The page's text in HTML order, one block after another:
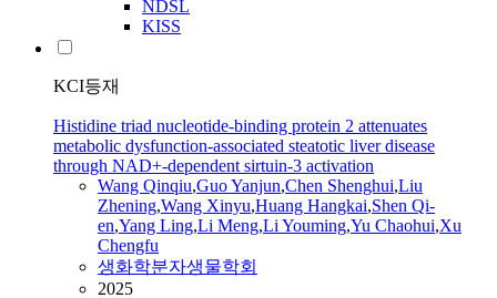
NDSL
KISS
KCI등재
Histidine triad nucleotide-binding protein 2 attenuates
metabolic dysfunction-associated steatotic liver disease
through NAD+-dependent sirtuin-3 activation
Wang Qinqiu,Guo Yanjun,Chen Shenghui,Liu
Zhening,Wang Xinyu,Huang Hangkai,Shen Qi-
en,Yang Ling,Li Meng,LiYouming,Yu Chaohui,Xu
Chengfu
생화학분자생물학회
2025